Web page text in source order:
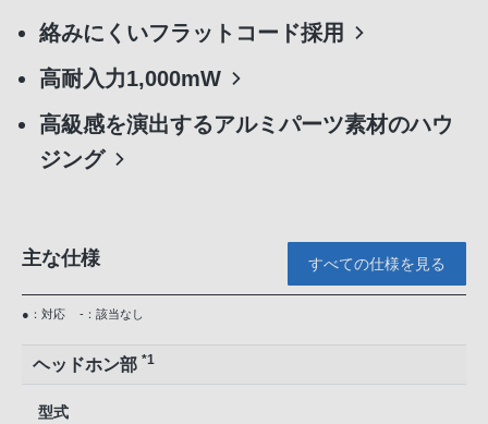
絡みにくいフラットコード採用
高耐入力1,000mW
高級感を演出するアルミパーツ素材のハウ
ジング
主な仕様 すべての仕様を見る
●：対応 -：該当なし
ヘッドホン部 *1
型式